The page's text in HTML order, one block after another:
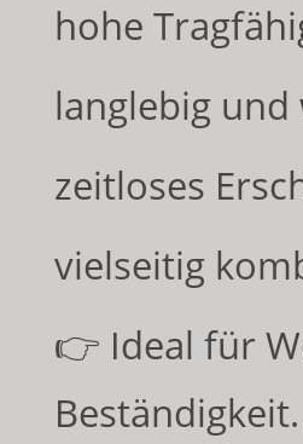
hohe
langlebig
zeitloses
vielseitig
👉 Ideal für
Beständigkeit.